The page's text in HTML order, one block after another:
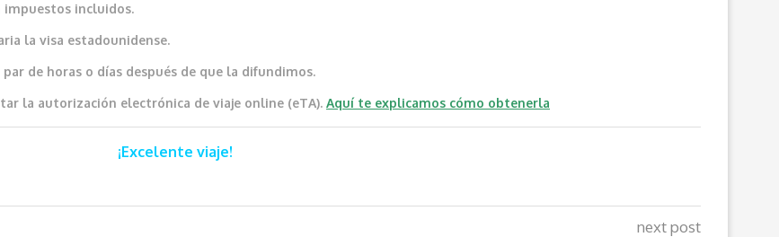
impuestos incluidos.
la visa estadounidense.
de horas o días después de que la difundimos.
la autorización electrónica de viaje online (eTA). Aquí te explicamos cómo obtenerla
¡Excelente viaje!
next post